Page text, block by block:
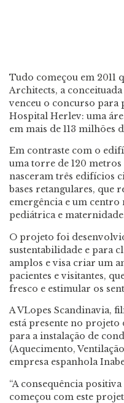
Tudo começou em 2011
Architects, a
venceu o concurso para
Hospital Herlev: uma
em mais de 113 milhões
Em contraste com o
uma torre de 120 metros
nasceram três edifícios
bases retangulares, que
emergência e um
pediátrica e
O projeto foi
sustentabilidade e para
amplos e visa criar um
pacientes e visitantes,
fresco e estimular os
A VLopes Scandinavia,
está presente no
para a instalação de
(Aquecimento,
empresa espanhola
“A consequência
começou com este